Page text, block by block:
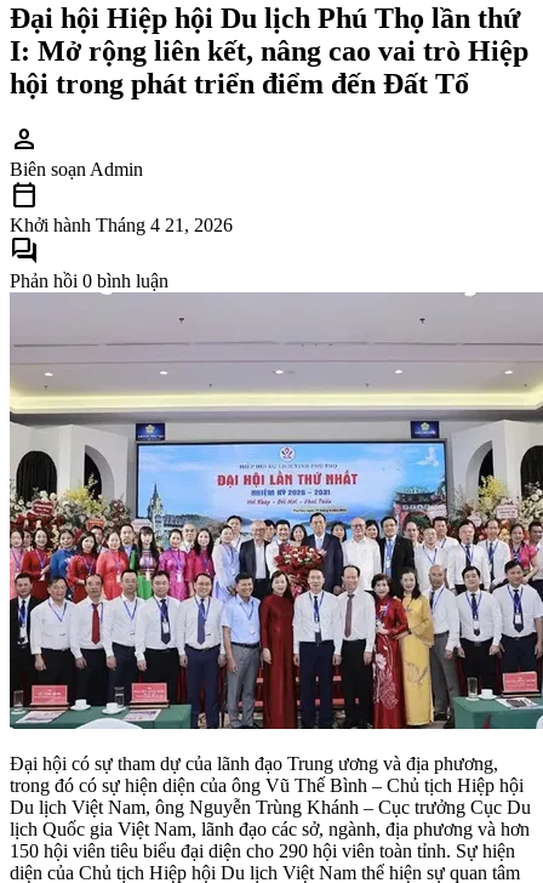
Đại hội Hiệp hội Du lịch Phú Thọ lần thứ
I: Mở rộng liên kết, nâng cao vai trò Hiệp
hội trong phát triển điểm đến Đất Tổ
person
Biên soạn Admin
calendar_today
Khởi hành Tháng 4 21, 2026
forum
Phản hồi 0 bình luận
Đại hội có sự tham dự của lãnh đạo Trung ương và địa phương,
trong đó có sự hiện diện của ông Vũ Thế Bình – Chủ tịch Hiệp hội
Du lịch Việt Nam, ông Nguyễn Trùng Khánh – Cục trưởng Cục Du
lịch Quốc gia Việt Nam, lãnh đạo các sở, ngành, địa phương và hơn
150 hội viên tiêu biểu đại diện cho 290 hội viên toàn tỉnh. Sự hiện
diện của Chủ tịch Hiệp hội Du lịch Việt Nam thể hiện sự quan tâm